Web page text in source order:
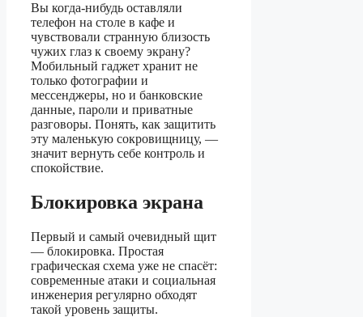
Вы когда-нибудь оставляли
телефон на столе в кафе и
чувствовали странную близость
чужих глаз к своему экрану?
Мобильный гаджет хранит не
только фотографии и
мессенджеры, но и банковские
данные, пароли и приватные
разговоры. Понять, как защитить
эту маленькую сокровищницу, —
значит вернуть себе контроль и
спокойствие.
Блокировка экрана
Первый и самый очевидный щит
— блокировка. Простая
графическая схема уже не спасёт:
современные атаки и социальная
инженерия регулярно обходят
такой уровень защиты.